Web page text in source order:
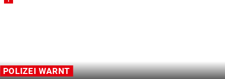
POLIZEI WARNT